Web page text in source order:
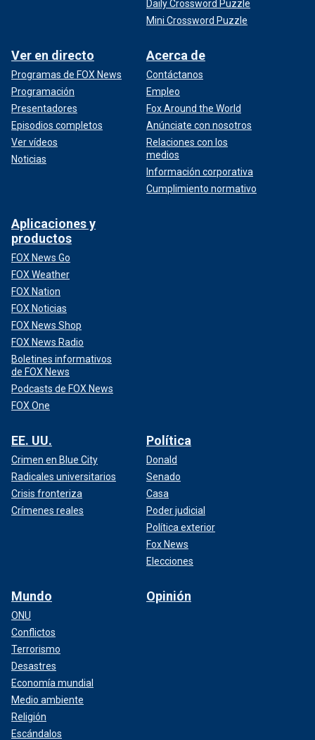
Daily Crossword Puzzle
Mini Crossword Puzzle
Ver en directo
Programas de FOX News
Programación
Presentadores
Episodios completos
Ver vídeos
Noticias
Acerca de
Contáctanos
Empleo
Fox Around the World
Anúnciate con nosotros
Relaciones con los
medios
Información corporativa
Cumplimiento normativo
Aplicaciones y
productos
FOX News Go
FOX Weather
FOX Nation
FOX Noticias
FOX News Shop
FOX News Radio
Boletines informativos
de FOX News
Podcasts de FOX News
FOX One
EE. UU.
Crimen en Blue City
Radicales universitarios
Crisis fronteriza
Crímenes reales
Política
Donald
Senado
Casa
Poder judicial
Política exterior
Fox News
Elecciones
Mundo
ONU
Conflictos
Terrorismo
Desastres
Economía mundial
Medio ambiente
Religión
Escándalos
Opinión